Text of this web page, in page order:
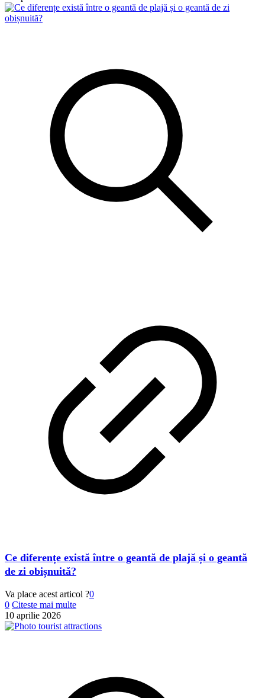
Ce diferențe există între o geantă de plajă și o geantă
de zi obișnuită?
Va place acest articol ?0
0 Citeste mai multe
10 aprilie 2026